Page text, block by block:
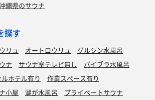
縄県のサウナ
探す
リュ オートロウリュ
グルシン水風呂
ナ サウナ室テレビ無し
バイブラ水風呂
ホテル有り
作業スペース有り
小屋 湖が水風呂 プライベートサウナ